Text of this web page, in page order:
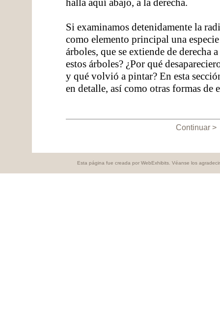
halla aquí abajo, a la derecha.
Si examinamos detenidamente la
como elemento principal una
árboles, que se extiende de derecha
estos árboles? ¿Por qué
y qué volvió a pintar? En esta
en detalle, así como otras formas de
Continuar >
Esta página fue creada por WebExhibits. Véanse los